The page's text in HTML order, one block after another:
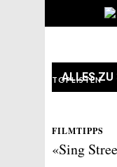
TOPLISTEN
ALLES ZU
FILMTIPPS
«Sing